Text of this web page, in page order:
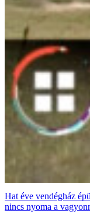
Hat éve vendégház
nincs nyoma a